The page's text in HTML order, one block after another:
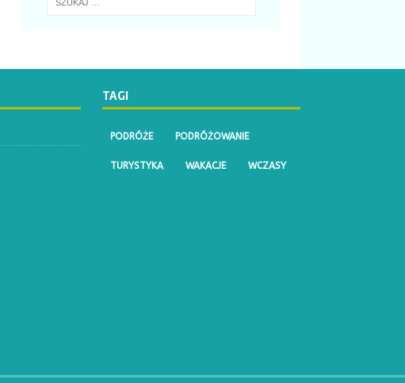
TAGI
PODRÓŻE PODRÓŻOWANIE
TURYSTYKA WAKACJE WCZASY